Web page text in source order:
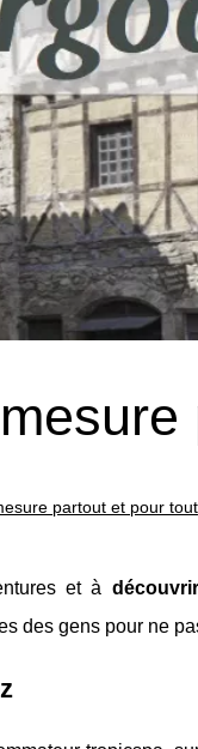
partout et pour tout
et à découvrir
des gens pour ne